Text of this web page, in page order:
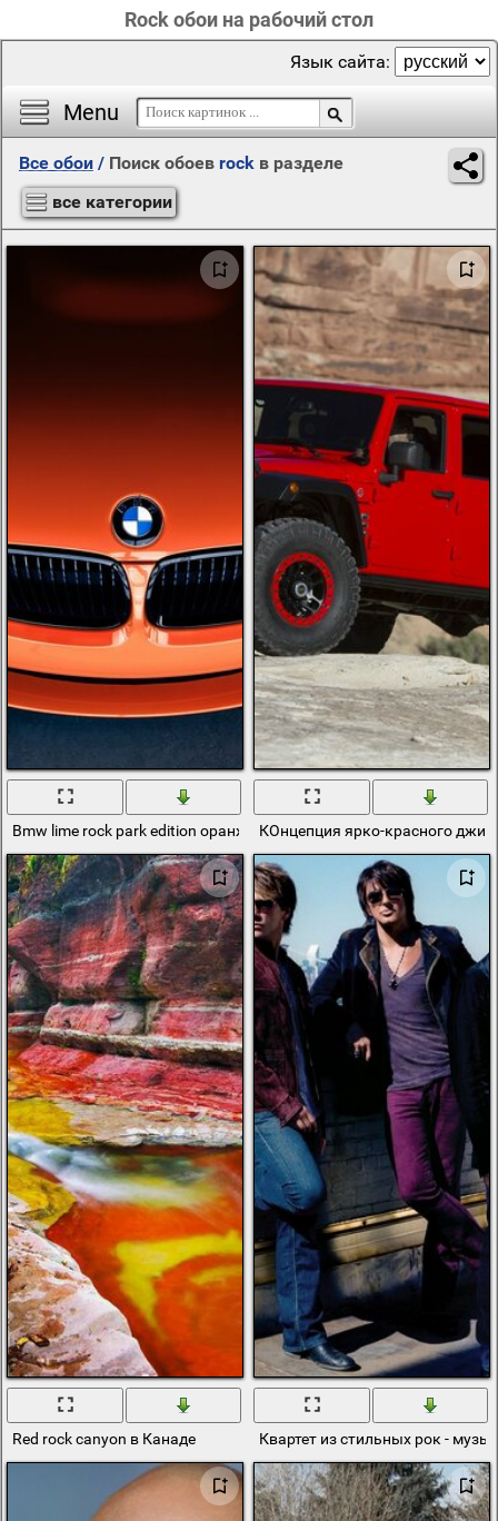
Rock обои на рабочий стол
Menu
Язык сайта:
Все обои / Поиск обоев rock в разделе
все категории
Bmw lime rock park edition оранжеый с видом на значок спереди
КОнцепция ярко-красного
Red rock canyon в Канаде Квартет из стильных рок -